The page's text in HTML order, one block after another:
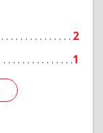
2
1